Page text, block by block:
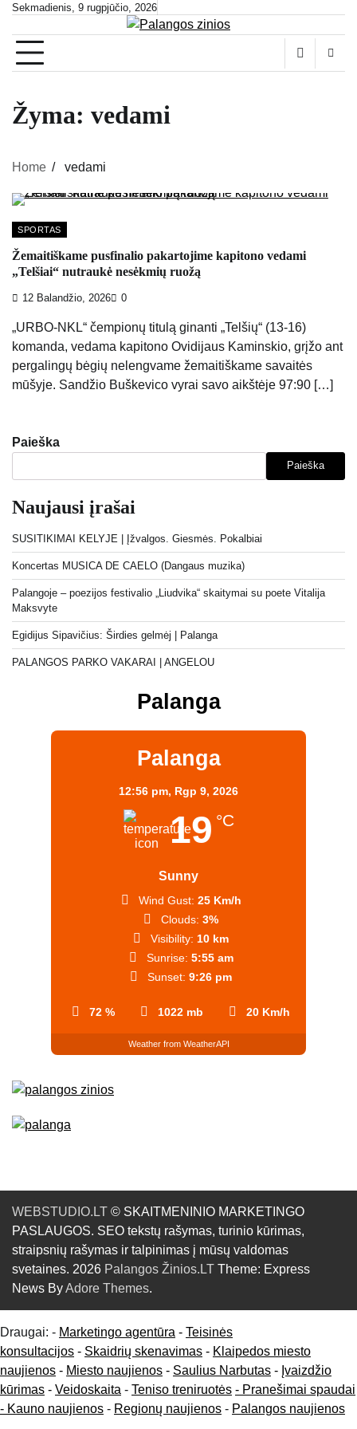
Skip
content
Sekmadienis, 9 rugpjūčio, 2026
Žyma: vedami
Home vedami
SPORTAS
Žemaitiškame pusfinalio pakartojime kapitono vedami
„Telšiai“ nutraukė nesėkmių ruožą
12 Balandžio, 2026 0
„URBO-NKL“ čempionų titulą ginanti „Telšių“ (13-16)
komanda, vedama kapitono Ovidijaus Kaminskio, grįžo ant
pergalingų bėgių nelengvame žemaitiškame savaitės
mūšyje. Sandžio Buškevico vyrai savo aikštėje 97:90 […]
Paieška
Paieška
Naujausi įrašai
SUSITIKIMAI KELYJE | Įžvalgos. Giesmės. Pokalbiai
Koncertas MUSICA DE CAELO (Dangaus muzika)
Palangoje – poezijos festivalio „Liudvika“ skaitymai su poete Vitalija
Maksvyte
Egidijus Sipavičius: Širdies gelmėj | Palanga
PALANGOS PARKO VAKARAI | ANGELOU
Palanga
Palanga
12:56 pm, Rgp 9, 2026
19 °C
Sunny
72 % 1022 mb 20 Km/h
Wind Gust: 25 Km/h
Clouds: 3%
Visibility: 10 km
Sunrise: 5:55 am
Sunset: 9:26 pm
Weather from WeatherAPI
WEBSTUDIO.LT © SKAITMENINIO MARKETINGO
PASLAUGOS. SEO tekstų rašymas, turinio kūrimas,
straipsnių rašymas ir talpinimas į mūsų valdomas
svetaines. 2026 Palangos Žinios.LT Theme: Express
News ByAdore Themes.
Draugai: - Marketingo agentūra - Teisinės
konsultacijos - Skaidrių skenavimas - Klaipedos miesto
naujienos - Miesto naujienos - Saulius Narbutas - Įvaizdžio
kūrimas - Veidoskaita - Teniso treniruotės - Pranešimai spaudai
- Kauno naujienos - Regionų naujienos - Palangos naujienos